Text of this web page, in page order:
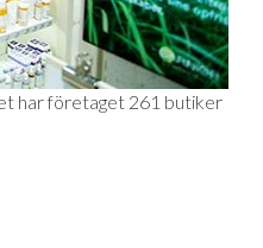
har företaget 261 butiker